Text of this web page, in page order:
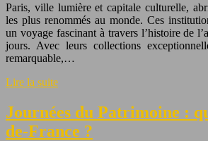
Paris, ville lumière et capitale culturelle,
les plus renommés au monde. Ces
un voyage fascinant à travers l’histoire de
jours. Avec leurs collections
remarquable,…
Lire la suite
Journées du Patrimoine :
de-France ?